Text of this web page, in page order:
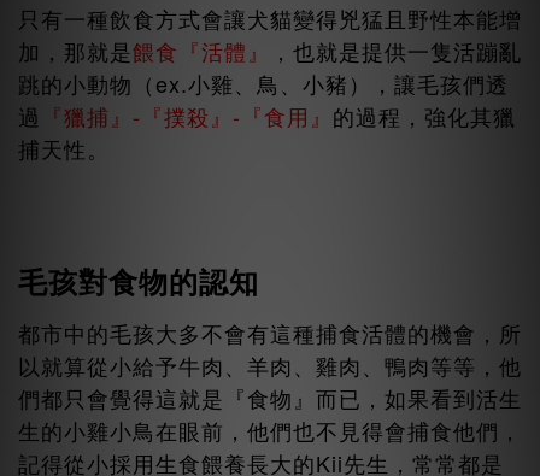
只有一種飲食方式會讓犬貓變得兇猛且野性本能增
加，那就是餵食『活體』
，也就是提供一隻活蹦亂
跳的小動物（ex.小雞、鳥、小豬），讓毛孩們透
過 『獵捕』-『撲殺』-『食用』 的過程，強化其獵
捕天性。
毛孩對食物的認知
都市中的毛孩大多不會有這種捕食活體的機會，所
以就算從小給予牛肉、羊肉、雞肉、鴨肉等等，他
們都只會覺得這就是『食物』而已，如果看到活生
生的小雞小鳥在眼前，他們也不見得會捕食他們，
記得從小採用生食餵養長大的Kii先生，常常都是